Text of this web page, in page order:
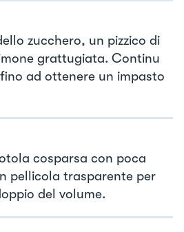
zucchero, un pizzico di
grattugiata. Continu
ad ottenere un impasto
cosparsa con poca
pellicola trasparente per
del volume.